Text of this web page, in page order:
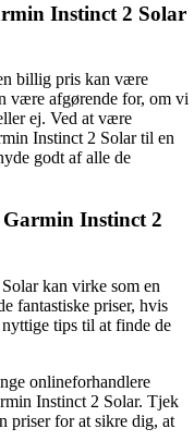
Instinct 2 Solar
billig pris kan være
være afgørende for, om vi
ej. Ved at være
Instinct 2 Solar til en
godt af alle de
Instinct 2
kan virke som en
fantastiske priser, hvis
tips til at finde de
onlineforhandlere
Instinct 2 Solar. Tjek
priser for at sikre dig, at